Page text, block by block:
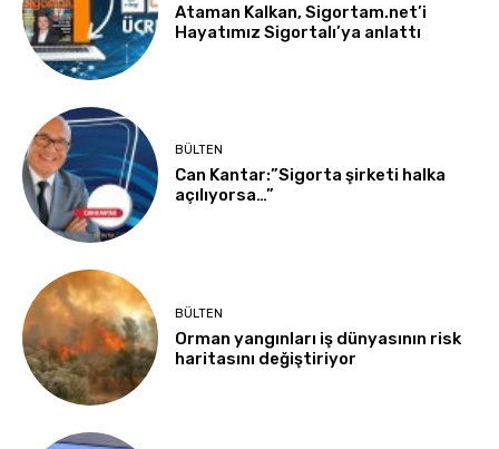
Ataman Kalkan, Sigortam.net’i
Hayatımız Sigortalı’ya anlattı
BÜLTEN
Can Kantar:”Sigorta şirketi halka
açılıyorsa…”
BÜLTEN
Orman yangınları iş dünyasının risk
haritasını değiştiriyor